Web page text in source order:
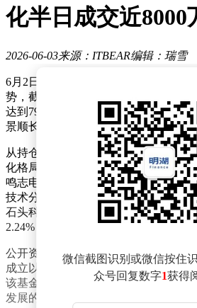
化半日成交近8000
2026-06-03来源：ITBEAR编辑：瑞雪
6月2日午间交易时段，机器人ETF景
势，截至收盘时上涨1.10%，最新报
达到7956.79万元。该基金紧密跟踪国
景顺长城基金管理有限公司负责运作
从持仓表现来看，机器人ETF景顺（
化格局。其中，绿的谐波表现亮眼，
鸣志电器紧随其后，上涨5.54%；双环
技术分别上涨3.46%、1.19%和2.04%
石头科技、科沃斯和科大讯飞分别下跌
2.24%，富临精工微涨0.81%。
公开资料显示，机器人ETF景顺（
成立以来，累计回报率达36.11%，近
该基金通过投资机器人产业相关标的
发展的工具。
微信截图识别或微信按住
众号回复数字1获得